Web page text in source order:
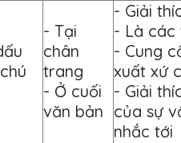
- Tại
chân
trang
- Ở cuối
văn bản
- Giải
- Là các
- Cung
xuất xứ
- Giải
của sự
nhắc tới